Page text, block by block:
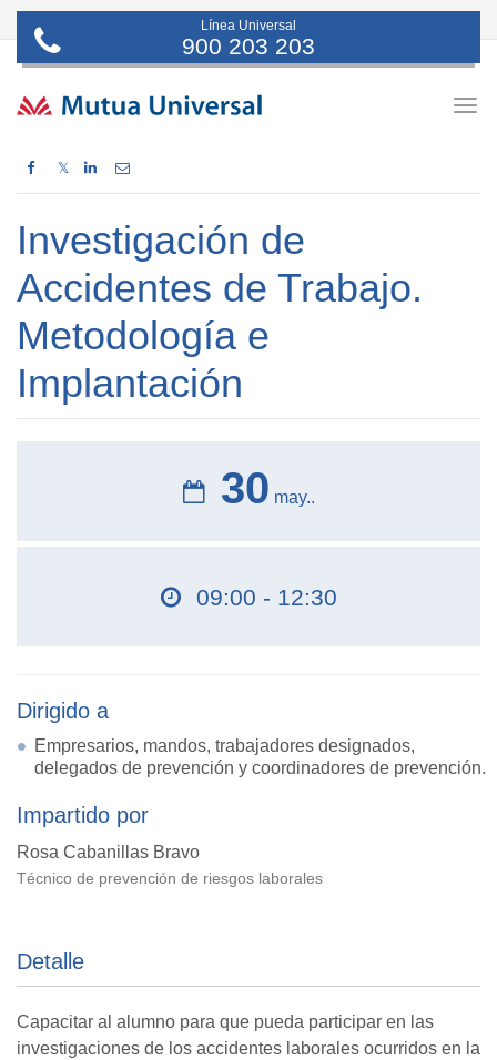
Línea Universal
900 203 203
𝕏
Investigación de
Accidentes de Trabajo.
Metodología e
Implantación
30 may..
09:00 - 12:30
Dirigido a
Empresarios, mandos, trabajadores designados,
delegados de prevención y coordinadores de prevención.
Impartido por
Rosa Cabanillas Bravo
Técnico de prevención de riesgos laborales
Detalle
Capacitar al alumno para que pueda participar en las
investigaciones de los accidentes laborales ocurridos en la